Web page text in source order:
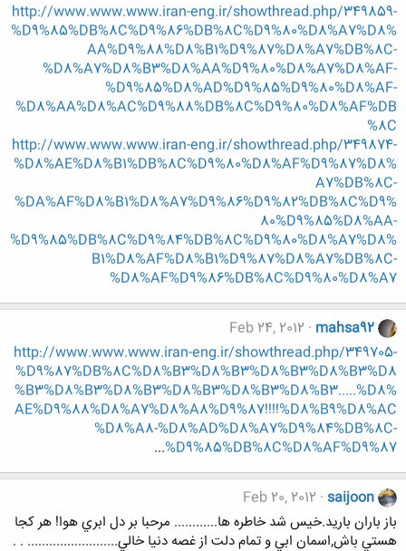
http://www.www.www.iran-eng.ir/showthread.php/349859-
%D9%85%DB%8C%D9%86%DB%8C%D9%80%D8%A7%D8%
AA%D9%88%D8%B1%D9%87%D8%A7%DB%8C-
%D8%A7%D8%B3%D8%AA%D9%80%D8%A7%D8%AF-
%D9%85%D8%AD%D9%85%D9%80%D8%AF-
%D8%AA%D8%AC%D9%88%DB%8C%D9%80%D8%AF%DB
%8C
http://www.www.www.iran-eng.ir/showthread.php/349874-
%D8%AE%D8%B1%DB%8C%D9%80%D8%AF%D9%87%D8%
A7%DB%8C-
%DA%AF%D8%B1%D8%A7%D9%86%D9%82%DB%8C%D9%
80%D9%85%D8%AA-
%D9%85%DB%8C%D9%84%DB%8C%D9%80%D8%A7%D8%
B1%D8%AF%D8%B1%D9%87%D8%A7%DB%8C-
%D8%AF%D9%86%DB%8C%D9%80%D8%A7
mahsa92
Feb 24, 2012
http://www.www.www.iran-eng.ir/showthread.php/349705-
%D9%87%DB%8C%D8%B3%D8%B3%D8%B3%D8%B3%D8
%B3%D8%B3%D8%B3%D8%B3%D8%B3%D8%B3.....%D8%
AE%D9%88%D8%A7%D8%A8%D9%87!!!!%D8%B9%D8%AC
%D8%A8-%D8%AD%D8%A7%D9%84%DB%8C-
%D9%85%DB%8C%D8%AF%D9%87
...
saijoon
Feb 20, 2012
باز باران باريد.خيس شد خاطره ها............ مرحبا بر دل ابري هوا! هر کجا
هستي باش,اسمان ابي و تمام دلت از غصه دنيا خالي......................... . .